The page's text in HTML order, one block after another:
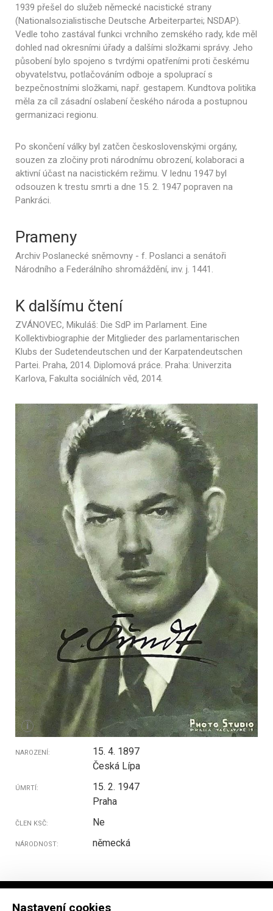
Nastavení cookies
1939 přešel do služeb německé nacistické strany
(Nationalsozialistische Deutsche Arbeiterpartei; NSDAP).
Vedle toho zastával funkci vrchního zemského rady, kde měl
dohled nad okresními úřady a dalšími složkami správy. Jeho
působení bylo spojeno s tvrdými opatřeními proti českému
obyvatelstvu, potlačováním odboje a spoluprací s
bezpečnostními složkami, např. gestapem. Kundtova politika
měla za cíl zásadní oslabení českého národa a postupnou
germanizaci regionu.
Po skončení války byl zatčen československými orgány,
souzen za zločiny proti národnímu obrození, kolaboraci a
aktivní účast na nacistickém režimu. V lednu 1947 byl
odsouzen k trestu smrti a dne 15. 2. 1947 popraven na
Pankráci.
Prameny
Archiv Poslanecké sněmovny - f. Poslanci a senátoři
Národního a Federálního shromáždění, inv. j. 1441.
K dalšímu čtení
ZVÁNOVEC, Mikuláš: Die SdP im Parlament. Eine
Kollektivbiographie der Mitglieder des parlamentarischen
Klubs der Sudetendeutschen und der Karpatendeutschen
Partei. Praha, 2014. Diplomová práce. Praha: Univerzita
Karlova, Fakulta sociálních věd, 2014.
i
NAROZENÍ:
15. 4. 1897
Česká Lípa
ÚMRTÍ:
15. 2. 1947
Praha
ČLEN KSČ: Ne
NÁRODNOST: německá